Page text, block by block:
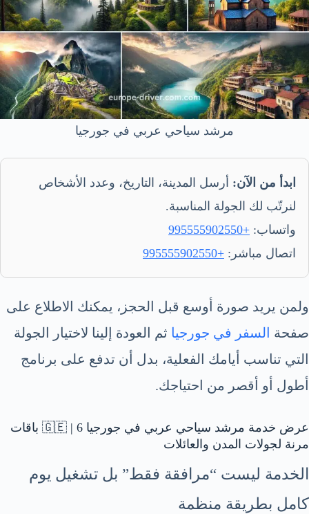
مرشد سياحي عربي في جورجيا
ابدأ من الآن: أرسل المدينة، التاريخ، وعدد الأشخاص
لنرتّب لك الجولة المناسبة.
واتساب: +995555902550
اتصال مباشر: +995555902550
ولمن يريد صورة أوسع قبل الحجز، يمكنك الاطلاع على
صفحة السفر في جورجيا ثم العودة إلينا لاختيار الجولة
التي تناسب أيامك الفعلية، بدل أن تدفع على برنامج
أطول أو أقصر من احتياجك.
عرض خدمة مرشد سياحي عربي في جورجيا 🇬🇪 | 6 باقات
مرنة لجولات المدن والعائلات
الخدمة ليست “مرافقة فقط” بل تشغيل يوم
كامل بطريقة منظمة